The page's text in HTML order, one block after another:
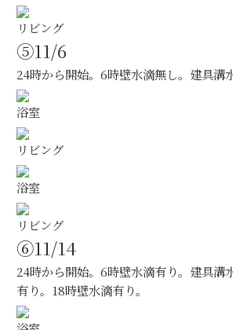
リビング
⑤11/6
24時から開始。6時壁水滴無し。建具溝
浴室
リビング
浴室
リビング
⑥11/14
24時から開始。6時壁水滴有り。建具溝
有り。18時壁水滴有り。